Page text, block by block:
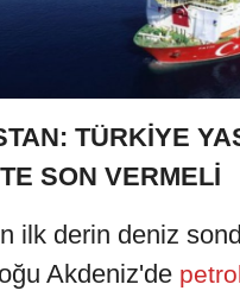
TÜRKİYE
SON VERMELİ
ilk derin deniz
Akdeniz'de